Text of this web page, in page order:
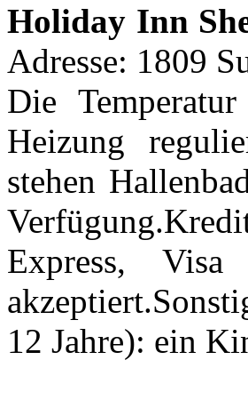
Holiday Inn
Adresse: 1809
Die
Heizung
stehen
Express,
12 Jahre): ein